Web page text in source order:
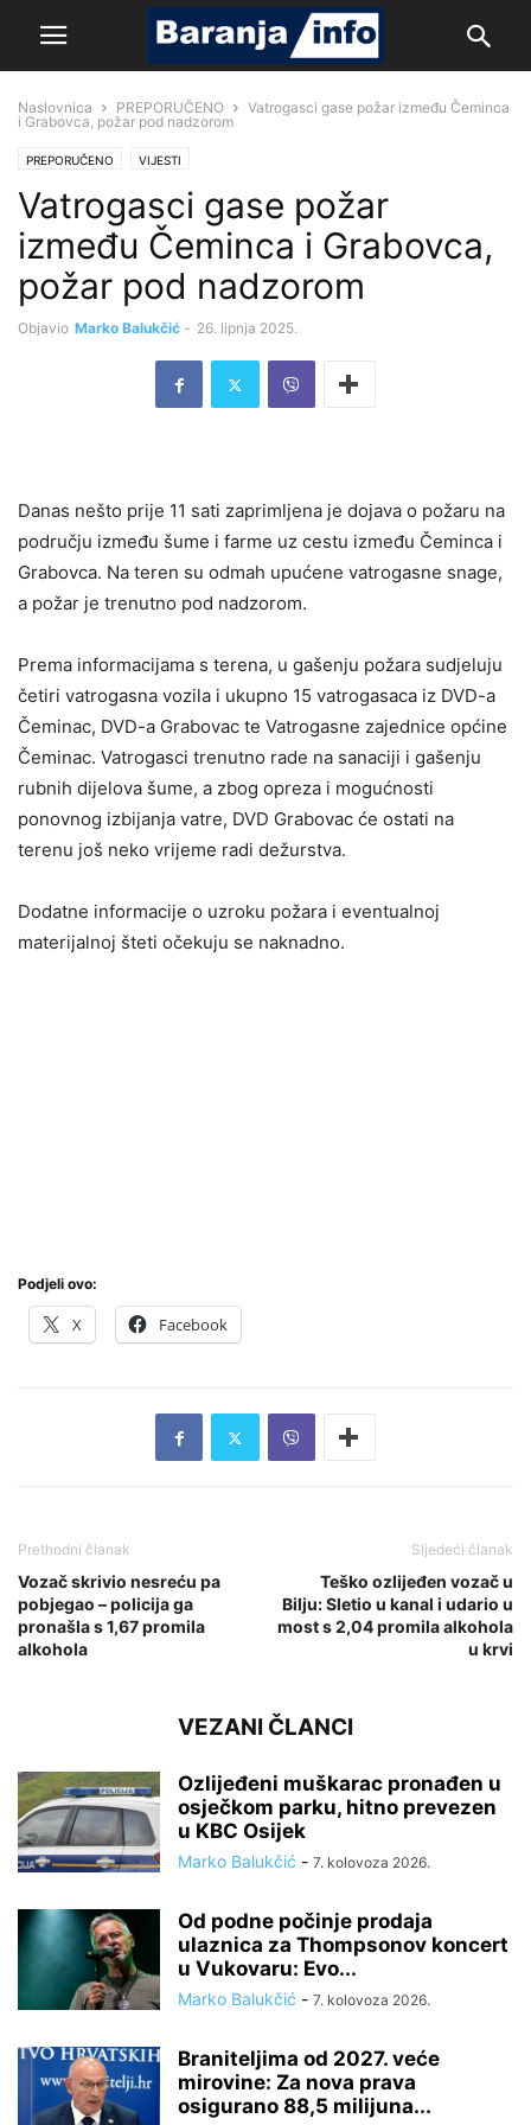
Naslovnica PREPORUČENO
Vatrogasci gase požar između Čeminca
i Grabovca, požar pod nadzorom
PREPORUČENO VIJESTI
Vatrogasci gase požar
između Čeminca i Grabovca,
požar pod nadzorom
Objavio Marko Balukčić - 26. lipnja 2025.
Danas nešto prije 11 sati zaprimljena je dojava o požaru na
području između šume i farme uz cestu između Čeminca i
Grabovca. Na teren su odmah upućene vatrogasne snage,
a požar je trenutno pod nadzorom.
Prema informacijama s terena, u gašenju požara sudjeluju
četiri vatrogasna vozila i ukupno 15 vatrogasaca iz DVD-a
Čeminac, DVD-a Grabovac te Vatrogasne zajednice općine
Čeminac. Vatrogasci trenutno rade na sanaciji i gašenju
rubnih dijelova šume, a zbog opreza i mogućnosti
ponovnog izbijanja vatre, DVD Grabovac će ostati na
terenu još neko vrijeme radi dežurstva.
Dodatne informacije o uzroku požara i eventualnoj
materijalnoj šteti očekuju se naknadno.
Podjeli ovo:
X Facebook
Prethodni članak
Vozač skrivio nesreću pa
pobjegao – policija ga
pronašla s 1,67 promila
alkohola
Sljedeći članak
Teško ozlijeđen vozač u
Bilju: Sletio u kanal i udario u
most s 2,04 promila alkohola
u krvi
VEZANI ČLANCI
Ozlijeđeni muškarac pronađen u
osječkom parku, hitno prevezen
u KBC Osijek
Marko Balukčić - 7. kolovoza 2026.
Od podne počinje prodaja
ulaznica za Thompsonov koncert
u Vukovaru: Evo...
Marko Balukčić - 7. kolovoza 2026.
Braniteljima od 2027. veće
mirovine: Za nova prava
osigurano 88,5 milijuna...